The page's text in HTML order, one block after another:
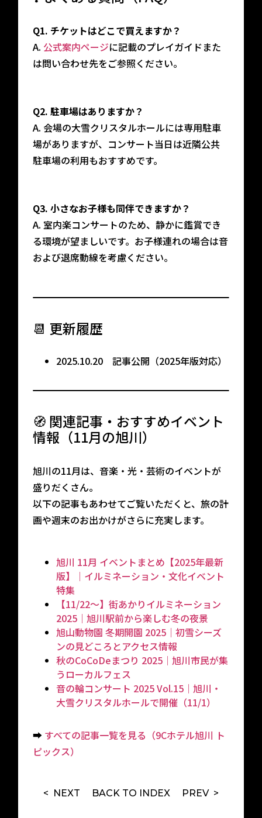
Q1. チケットはどこで買えますか？
A. 公式案内ページに記載のプレイガイドまた
は問い合わせ先をご参照ください。
Q2. 駐車場はありますか？
A. 会場の大雪クリスタルホールには専用駐車
場がありますが、コンサート当日は近隣公共
駐車場の利用もおすすめです。
Q3. 小さなお子様も同伴できますか？
A. 室内楽コンサートのため、静かに鑑賞でき
る環境が望ましいです。お子様連れの場合は音
および退席動線を考慮ください。
📆 更新履歴
2025.10.20 記事公開（2025年版対応）
🧭 関連記事・おすすめイベント
情報（11月の旭川）
旭川の11月は、音楽・光・芸術のイベントが
盛りだくさん。
以下の記事もあわせてご覧いただくと、旅の計
画や週末のお出かけがさらに充実します。
旭川 11月 イベントまとめ【2025年最新
版】｜イルミネーション・文化イベント
特集
【11/22〜】街あかりイルミネーション
2025｜旭川駅前から楽しむ冬の夜景
旭山動物園 冬期開園 2025｜初雪シーズ
ンの見どころとアクセス情報
秋のCoCoDeまつり 2025｜旭川市民が集
うローカルフェス
音の輪コンサート 2025 Vol.15｜旭川・
大雪クリスタルホールで開催（11/1）
➡ すべての記事一覧を見る（9Cホテル旭川 ト
ピックス）
< NEXT BACK TO INDEX PREV >